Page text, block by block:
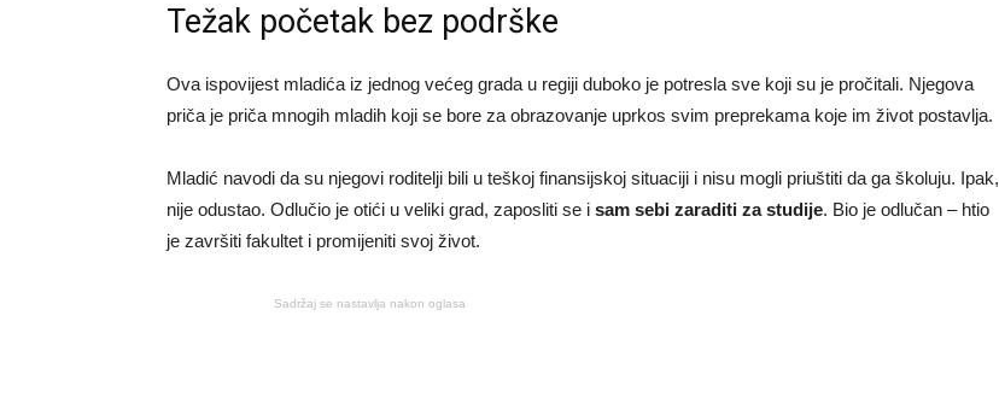
Težak početak bez podrške
Ova ispovijest mladića iz jednog većeg grada u regiji duboko je potresla sve koji su je pročitali. Njegova
priča je priča mnogih mladih koji se bore za obrazovanje uprkos svim preprekama koje im život postavlja.
Mladić navodi da su njegovi roditelji bili u teškoj finansijskoj situaciji i nisu mogli priuštiti da ga školuju. Ipak,
nije odustao. Odlučio je otići u veliki grad, zaposliti se i sam sebi zaraditi za studije. Bio je odlučan – htio
je završiti fakultet i promijeniti svoj život.
Sadržaj se nastavlja nakon oglasa